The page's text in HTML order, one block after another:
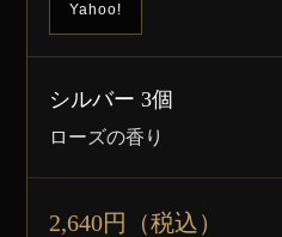
Yahoo!
シルバー 3個
ローズの香り
2,640円（税込）